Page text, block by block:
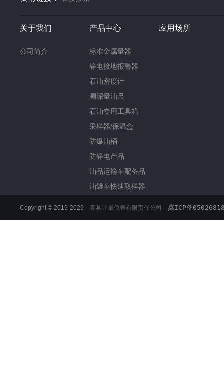
关于我们
公司简介
产品中心
标准金属量器
静电接地报警器
石油密度计
测深量油尺
石油专用工具箱
采样器/保温盒
防爆油桶
防静电产品
油品运输车配备品
油罐车快速取样器
应用场所
Copyright © 2019-2029 青县计量仪表有限责任公司 冀ICP备